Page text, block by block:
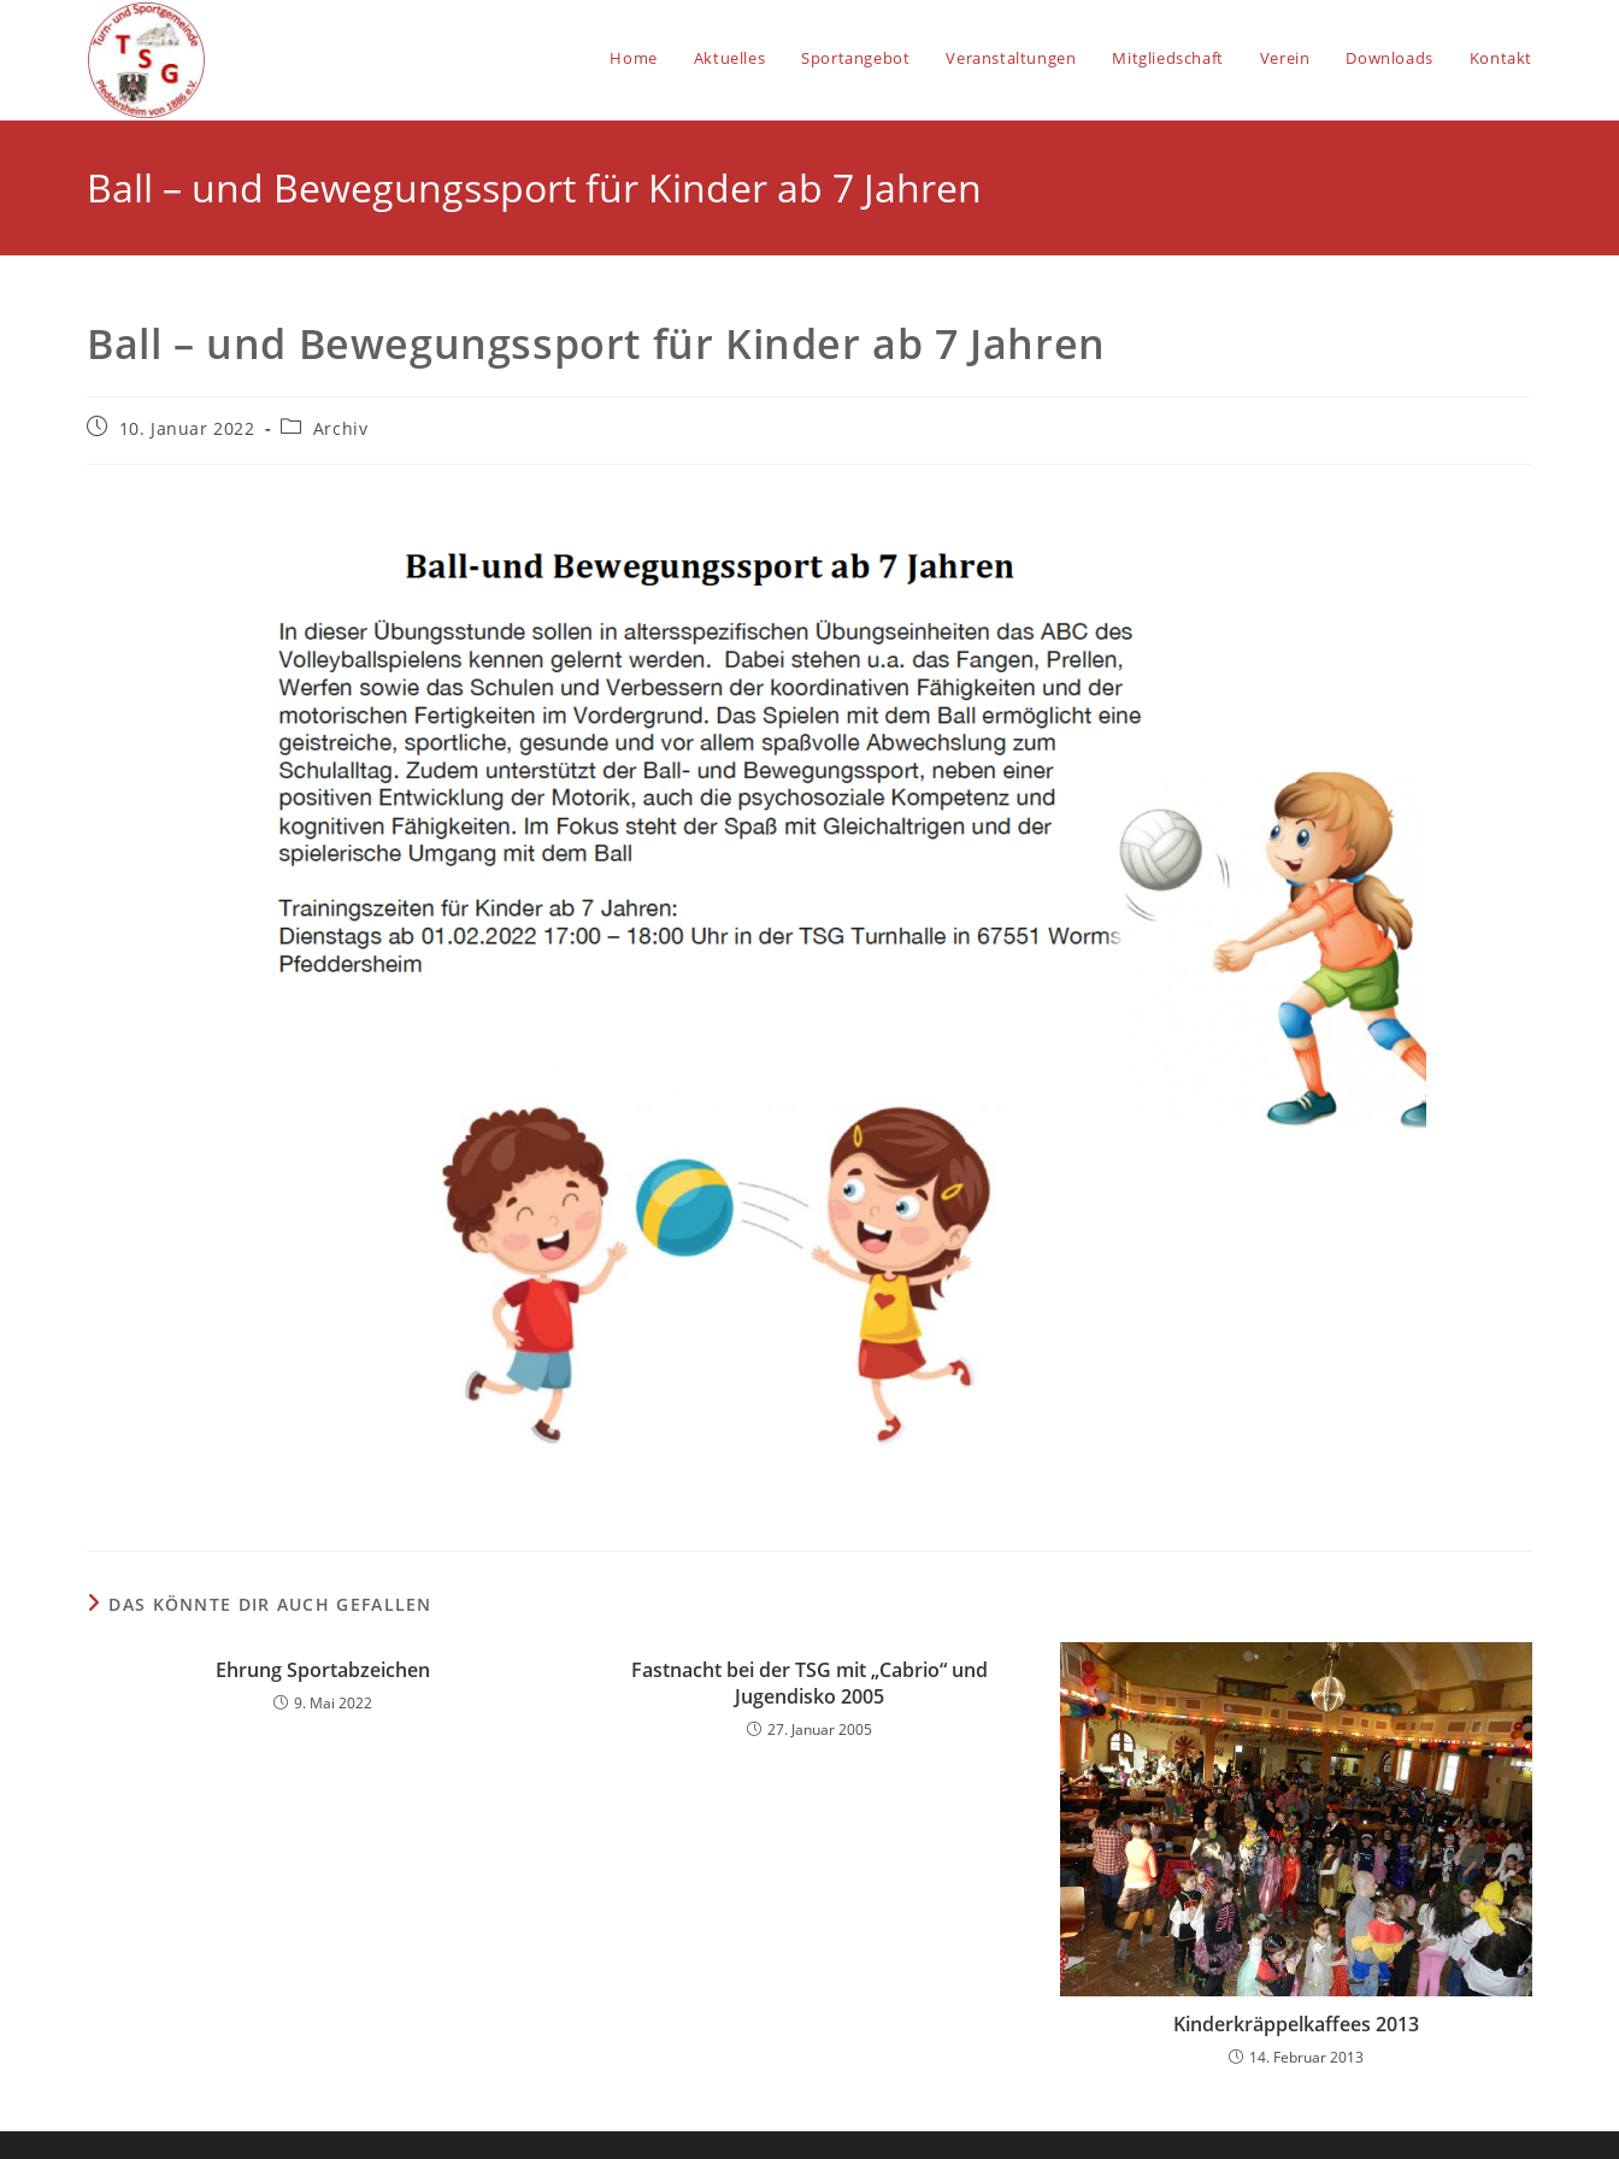
Home Aktuelles Sportangebot Veranstaltungen Mitgliedschaft Verein Downloads Kontakt
Ball – und Bewegungssport für Kinder ab 7 Jahren
Ball – und Bewegungssport für Kinder ab 7 Jahren
Beitrag10. Januar 2022
Beitrags-
Archiv
DAS KÖNNTE DIR AUCH GEFALLEN
Ehrung Sportabzeichen
9. Mai 2022
Fastnacht bei der TSG mit „Cabrio“ und
Jugendisko 2005
27. Januar 2005
Kinderkräppelkaffees 2013
14. Februar 2013